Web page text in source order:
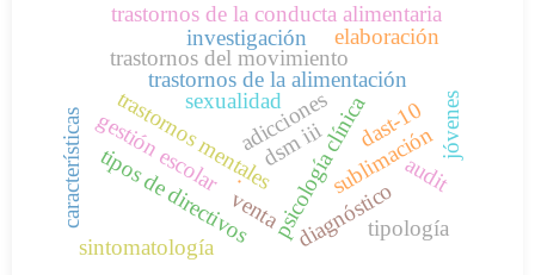
dsm iii
trastornos mentalespsicología clínica
trastornos de la alimentación
trastornos del movimiento
investigación
.
gestión escolar
tipos de directivos
trastornos de la conducta alimentaria
sublimación
características diagnóstico
adicciones
audit
dast-10 jóvenes
tipología
sintomatología
sexualidad
elaboración
venta